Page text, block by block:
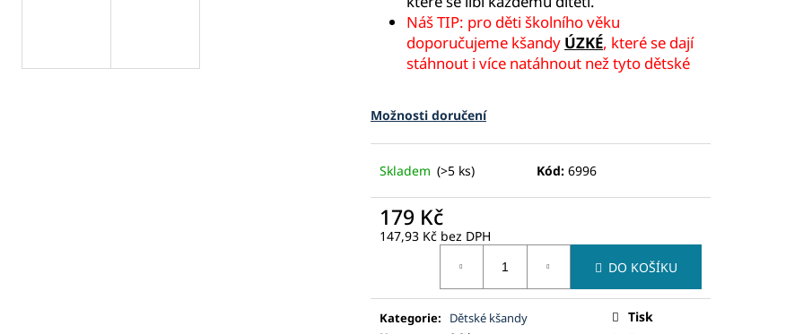
Náš TIP: pro děti školního věku
doporučujeme kšandy ÚZKÉ, které se dají
stáhnout i více natáhnout než tyto dětské
Možnosti doručení
Skladem (>5 ks) Kód: 6996
179 Kč
147,93 Kč bez DPH
DO KOŠÍKU
Kategorie:
Dětské kšandy
Tisk